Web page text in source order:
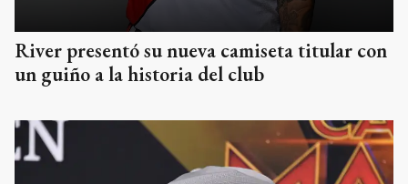
River presentó su nueva camiseta titular con
un guiño a la historia del club